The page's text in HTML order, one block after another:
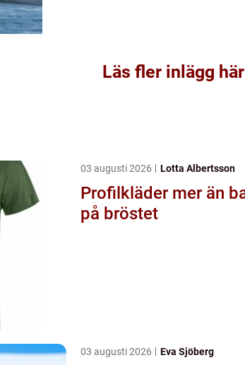
Läs fler inlägg här
03 augusti 2026 Lotta Albertsson
Profilkläder mer än bara logga
på bröstet
03 augusti 2026 Eva Sjöberg